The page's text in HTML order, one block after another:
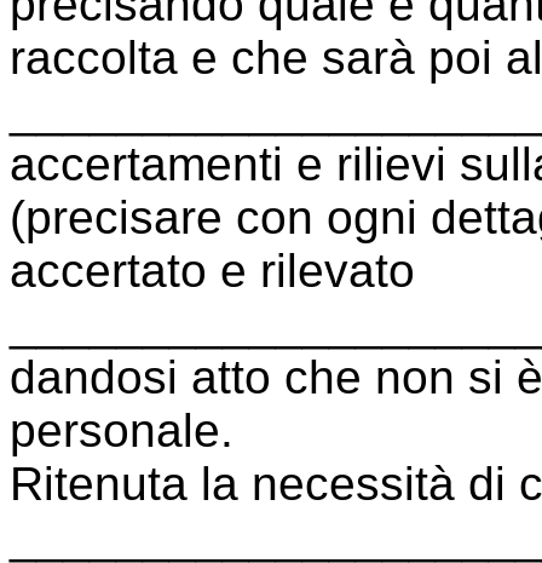
raccolta e che sarà poi
accertamenti e rilievi
(precisare con ogni
accertato e rilevato
dandosi atto che non si
personale.
Ritenuta la necessità di